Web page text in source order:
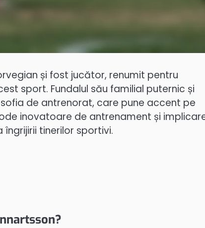
și fost jucător, renumit pentru
sport. Fundalul său familial puternic și
de antrenorat, care pune accent pe
inovatoare de antrenament și
tinerilor sportivi.